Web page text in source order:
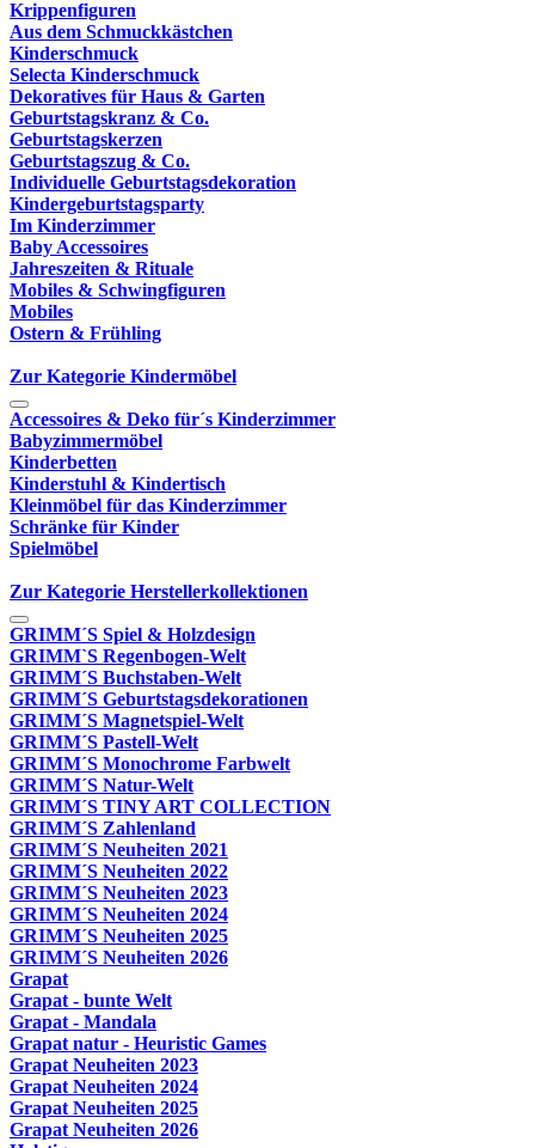
Krippenfiguren
Aus dem Schmuckkästchen
Kinderschmuck
Selecta Kinderschmuck
Dekoratives für Haus & Garten
Geburtstagskranz & Co.
Geburtstagskerzen
Geburtstagszug & Co.
Individuelle Geburtstagsdekoration
Kindergeburtstagsparty
Im Kinderzimmer
Baby Accessoires
Jahreszeiten & Rituale
Mobiles & Schwingfiguren
Mobiles
Ostern & Frühling
Zur Kategorie Kindermöbel
Accessoires & Deko für´s Kinderzimmer
Babyzimmermöbel
Kinderbetten
Kinderstuhl & Kindertisch
Kleinmöbel für das Kinderzimmer
Schränke für Kinder
Spielmöbel
Zur Kategorie Herstellerkollektionen
GRIMM´S Spiel & Holzdesign
GRIMM`S Regenbogen-Welt
GRIMM´S Buchstaben-Welt
GRIMM´S Geburtstagsdekorationen
GRIMM´S Magnetspiel-Welt
GRIMM´S Pastell-Welt
GRIMM´S Monochrome Farbwelt
GRIMM´S Natur-Welt
GRIMM´S TINY ART COLLECTION
GRIMM´S Zahlenland
GRIMM´S Neuheiten 2021
GRIMM´S Neuheiten 2022
GRIMM´S Neuheiten 2023
GRIMM´S Neuheiten 2024
GRIMM´S Neuheiten 2025
GRIMM´S Neuheiten 2026
Grapat
Grapat - bunte Welt
Grapat - Mandala
Grapat natur - Heuristic Games
Grapat Neuheiten 2023
Grapat Neuheiten 2024
Grapat Neuheiten 2025
Grapat Neuheiten 2026